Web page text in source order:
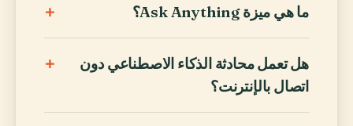
ما هي ميزة Ask Anything؟ +
هل تعمل محادثة الذكاء الاصطناعي دون
اتصال بالإنترنت؟
+